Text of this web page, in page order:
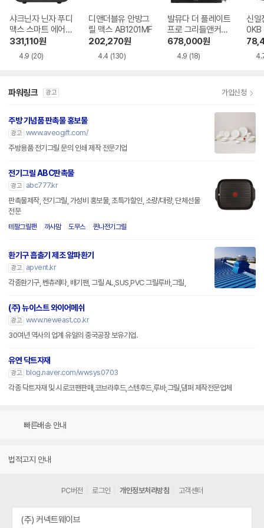
샤크닌자 닌자 푸디
맥스 스마트 에어그
릴 AG551KR
331,110원
4.9 (20)
디앤더블유 안방그
릴 맥스 AB1201MF
202,270원
4.4 (130)
발뮤다 더 플레이트
프로 그리들앤커버
포함
678,000원
4.9 (18)
신일
0KB
파워링크 광고 가입신청
주방 기념품 판촉물 홍보물
광고 www.aveogift.com/
주방용품 전기그릴 문의 인쇄 제작 전문기업
전기그릴 ABC판촉물
광고
abc777.kr
판촉물제작, 전기그릴, 가성비 홍보물, 초특가할인, 소량/대량, 단체선물
전문
테팔그릴팬 까사맘 도무스 퀸나전기그릴
환기구 흡출기 제조 알파환기
광고
apvent.kr
각종환기구, 벤츄레타, 배기팬, 그릴 AL,SUS,PVC 그릴루바,그릴,
(주) 뉴이스트 와이어메쉬
광고 www.neweast.co.kr
30여년 역사의 업계 유일의 중국공장 보유기업.
유연 닥트자재
광고
blog.naver.com/wwsys0703
각종 닥트자재 및 시로코팬판매,코브라후드,스텐후드,루바,그릴,댐퍼 제작전문업체
빠른배송 안내
법적고지 안내
PC버전 로그인 개인정보처리방침 고객센터
(주) 커넥트웨이브